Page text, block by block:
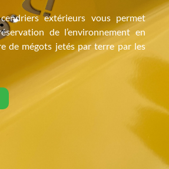
extérieurs vous permet
de l’environnement en
de mégots jetés par terre par les